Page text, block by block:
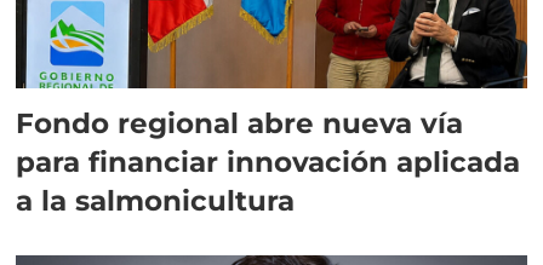
Fondo regional abre nueva vía
para financiar innovación aplicada
a la salmonicultura